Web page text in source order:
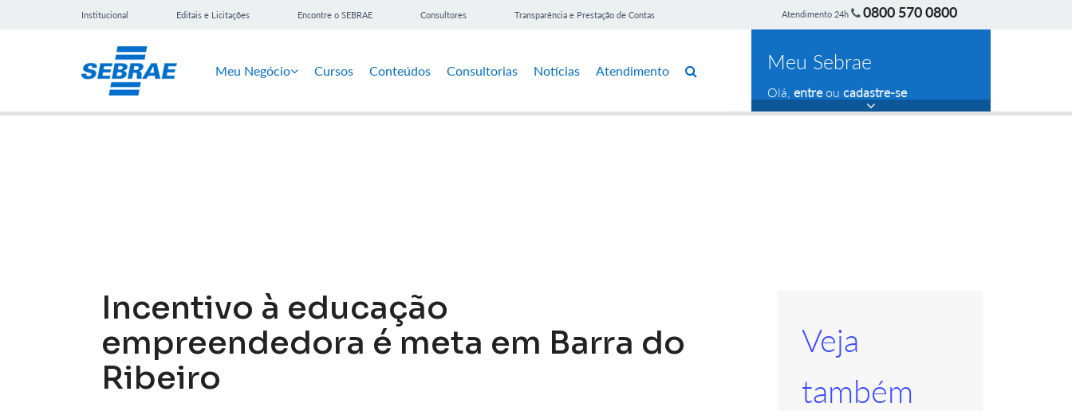
Institucional Editais e Licitações Encontre o SEBRAE Consultores Transparência e Prestação de Contas Atendimento 24h 0800 570 0800
Meu Negócio Cursos Conteúdos Consultorias Notícias Atendimento Meu Sebrae
Olá, entreou cadastre-se
Incentivo à educação
empreendedora é meta em Barra do
Ribeiro
Veja
também